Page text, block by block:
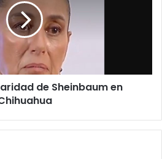
de Sheinbaum en